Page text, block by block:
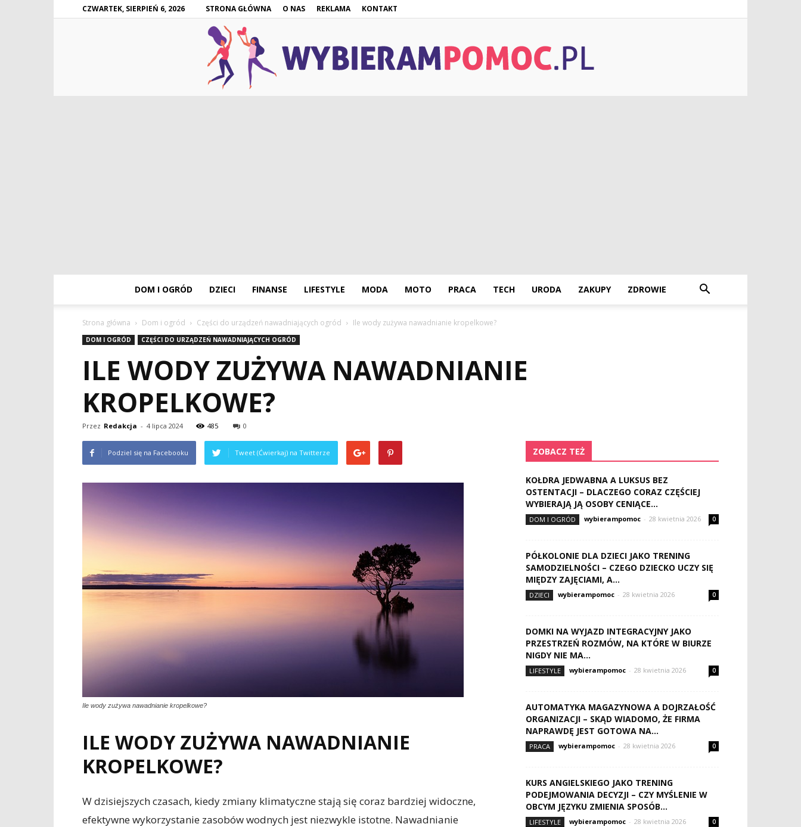
CZWARTEK, SIERPIEŃ 6, 2026 STRONA GŁÓWNA O NAS REKLAMA KONTAKT
DOM I OGRÓD DZIECI FINANSE LIFESTYLE MODA MOTO PRACA TECH URODA ZAKUPY ZDROWIE
Strona główna Dom i ogród Części do urządzeń nawadniających ogród Ile wody zużywa nawadnianie kropelkowe?
DOM I OGRÓD CZĘŚCI DO URZĄDZEŃ NAWADNIAJĄCYCH OGRÓD
ILE WODY ZUŻYWA NAWADNIANIE
KROPELKOWE?
Przez Redakcja - 4 lipca 2024 485 0
Podziel się na Facebooku Tweet (Ćwierkaj) na Twitterze
Ile wody zużywa nawadnianie kropelkowe?
ILE WODY ZUŻYWA NAWADNIANIE
KROPELKOWE?
W dzisiejszych czasach, kiedy zmiany klimatyczne stają się coraz bardziej widoczne,
efektywne wykorzystanie zasobów wodnych jest niezwykle istotne. Nawadnianie
ZOBACZ TEŻ
KOŁDRA JEDWABNA A LUKSUS BEZ
OSTENTACJI – DLACZEGO CORAZ CZĘŚCIEJ
WYBIERAJĄ JĄ OSOBY CENIĄCE...
DOM I OGRÓD wybierampomoc - 28 kwietnia 2026 0
PÓŁKOLONIE DLA DZIECI JAKO TRENING
SAMODZIELNOŚCI – CZEGO DZIECKO UCZY SIĘ
MIĘDZY ZAJĘCIAMI, A...
DZIECI wybierampomoc - 28 kwietnia 2026 0
DOMKI NA WYJAZD INTEGRACYJNY JAKO
PRZESTRZEŃ ROZMÓW, NA KTÓRE W BIURZE
NIGDY NIE MA...
LIFESTYLE wybierampomoc - 28 kwietnia 2026 0
AUTOMATYKA MAGAZYNOWA A DOJRZAŁOŚĆ
ORGANIZACJI – SKĄD WIADOMO, ŻE FIRMA
NAPRAWDĘ JEST GOTOWA NA...
PRACA wybierampomoc - 28 kwietnia 2026 0
KURS ANGIELSKIEGO JAKO TRENING
PODEJMOWANIA DECYZJI – CZY MYŚLENIE W
OBCYM JĘZYKU ZMIENIA SPOSÓB...
LIFESTYLE wybierampomoc - 28 kwietnia 2026 0